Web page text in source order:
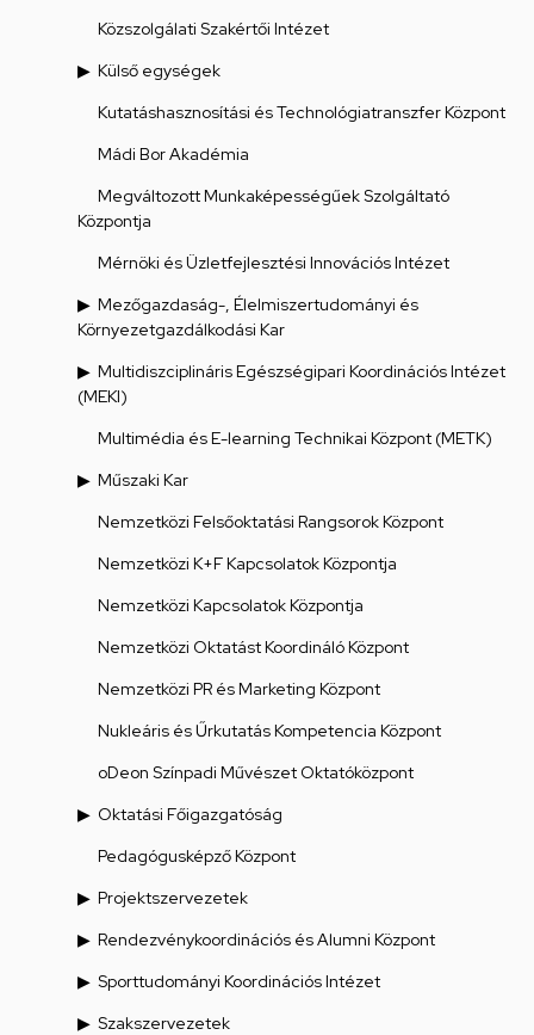
Közszolgálati Szakértői Intézet
Külső egységek
Kutatáshasznosítási és Technológiatranszfer Központ
Mádi Bor Akadémia
Megváltozott Munkaképességűek Szolgáltató
Központja
Mérnöki és Üzletfejlesztési Innovációs Intézet
Mezőgazdaság-, Élelmiszertudományi és
Környezetgazdálkodási Kar
Multidiszciplináris Egészségipari Koordinációs Intézet
(MEKI)
Multimédia és E-learning Technikai Központ (METK)
Műszaki Kar
Nemzetközi Felsőoktatási Rangsorok Központ
Nemzetközi K+F Kapcsolatok Központja
Nemzetközi Kapcsolatok Központja
Nemzetközi Oktatást Koordináló Központ
Nemzetközi PR és Marketing Központ
Nukleáris és Űrkutatás Kompetencia Központ
oDeon Színpadi Művészet Oktatóközpont
Oktatási Főigazgatóság
Pedagógusképző Központ
Projektszervezetek
Rendezvénykoordinációs és Alumni Központ
Sporttudományi Koordinációs Intézet
Szakszervezetek